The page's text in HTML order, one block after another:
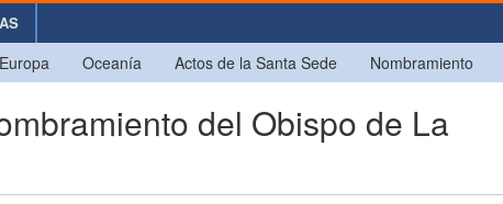
Europa Oceanía Actos de la Santa Sede Nombramiento
del Obispo de La